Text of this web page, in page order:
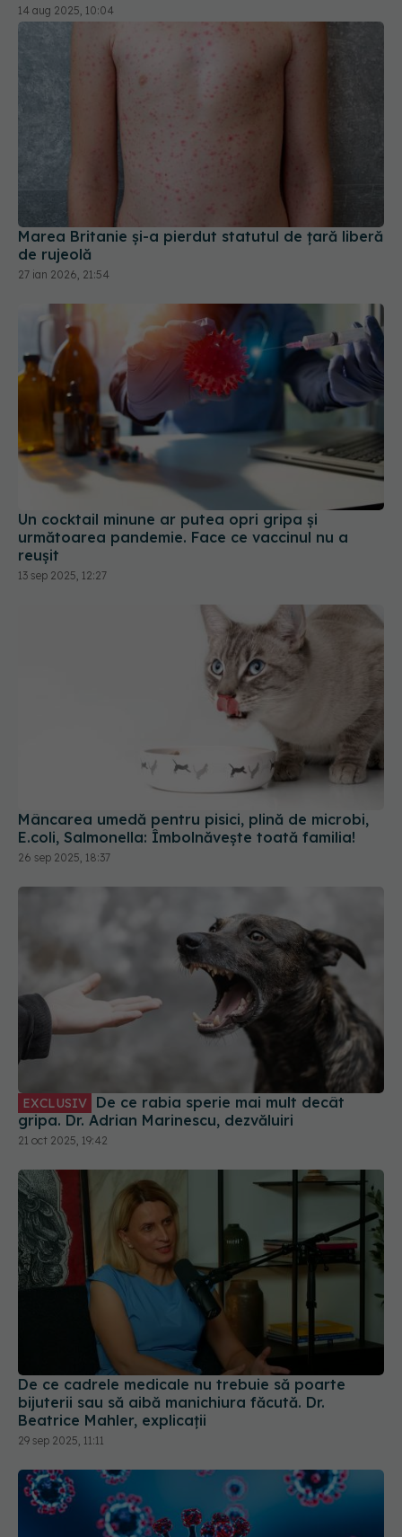
14 aug 2025, 10:04
Marea Britanie și-a pierdut statutul de țară liberă
de rujeolă
27 ian 2026, 21:54
Un cocktail minune ar putea opri gripa și
următoarea pandemie. Face ce vaccinul nu a
reușit
13 sep 2025, 12:27
Mâncarea umedă pentru pisici, plină de microbi,
E.coli, Salmonella: Îmbolnăvește toată familia!
26 sep 2025, 18:37
EXCLUSIV
gripa. Dr. Adrian Marinescu, dezvăluiri
21 oct 2025, 19:42
De ce cadrele medicale nu trebuie să poarte
bijuterii sau să aibă manichiura făcută. Dr.
Beatrice Mahler, explicații
29 sep 2025, 11:11